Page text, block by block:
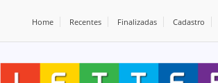
Home Recentes Finalizadas Cadastro